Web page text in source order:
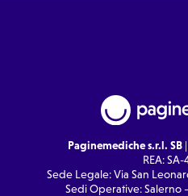
Paginemediche s.r.l. SB|
REA:
Sede Legale: Via San
Sedi Operative: Salerno